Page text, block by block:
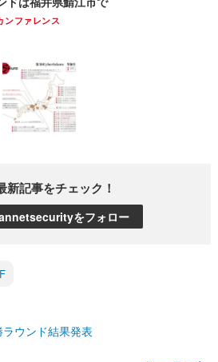
ンファレンス
新記事をチェック！
をフォロー
ウンド結果発表